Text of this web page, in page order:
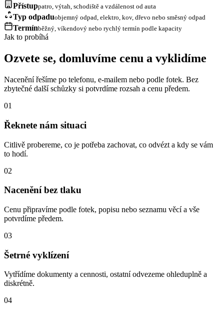
Přístuppatro, výtah, schodiště a vzdálenost od auta
Typ odpaduobjemný odpad, elektro, kov, dřevo nebo směsný odpad
Termínběžný, víkendový nebo rychlý termín podle kapacity
Jak to probíhá
Ozvete se, domluvíme cenu a vyklidíme
Nacenění řešíme po telefonu, e-mailem nebo podle fotek. Bez
zbytečné další schůzky si potvrdíme rozsah a cenu předem.
01
Řeknete nám situaci
Citlivě probereme, co je potřeba zachovat, co odvézt a kdy se vám
to hodí.
02
Nacenění bez tlaku
Cenu připravíme podle fotek, popisu nebo seznamu věcí a vše
potvrdíme předem.
03
Šetrné vyklízení
Vytřídíme dokumenty a cennosti, ostatní odvezeme ohleduplně a
diskrétně.
04